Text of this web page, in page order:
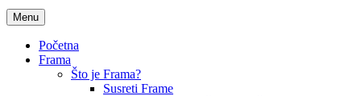
Menu
Početna
Frama
Što je Frama?
Susreti Frame